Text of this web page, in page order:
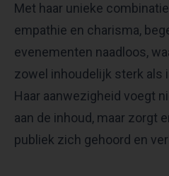
Met haar unieke
empathie en charisma,
evenementen naadloos,
zowel inhoudelijk sterk als
Haar aanwezigheid voegt
aan de inhoud, maar zorgt
publiek zich gehoord en